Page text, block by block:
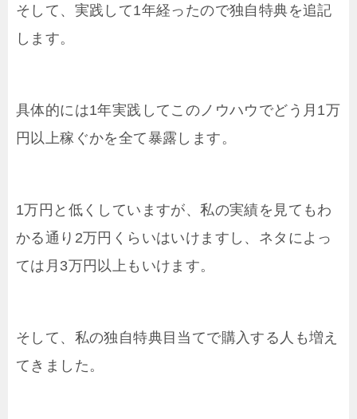
そして、実践して1年経ったので独自特典を追記
します。
具体的には1年実践してこのノウハウでどう月1万
円以上稼ぐかを全て暴露します。
1万円と低くしていますが、私の実績を見てもわ
かる通り2万円くらいはいけますし、ネタによっ
ては月3万円以上もいけます。
そして、私の独自特典目当てで購入する人も増え
てきました。